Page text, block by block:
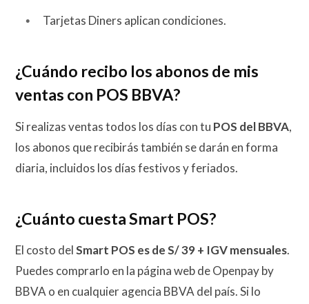
Tarjetas Diners aplican condiciones.
¿Cuándo recibo los abonos de mis
ventas con POS BBVA?
Si realizas ventas todos los días con tu POS del BBVA,
los abonos que recibirás también se darán en forma
diaria, incluidos los días festivos y feriados.
¿Cuánto cuesta Smart POS?
El costo delSmart POS es de S/ 39 + IGV mensuales.
Puedes comprarlo en la página web de Openpay by
BBVA o en cualquier agencia BBVA del país. Si lo